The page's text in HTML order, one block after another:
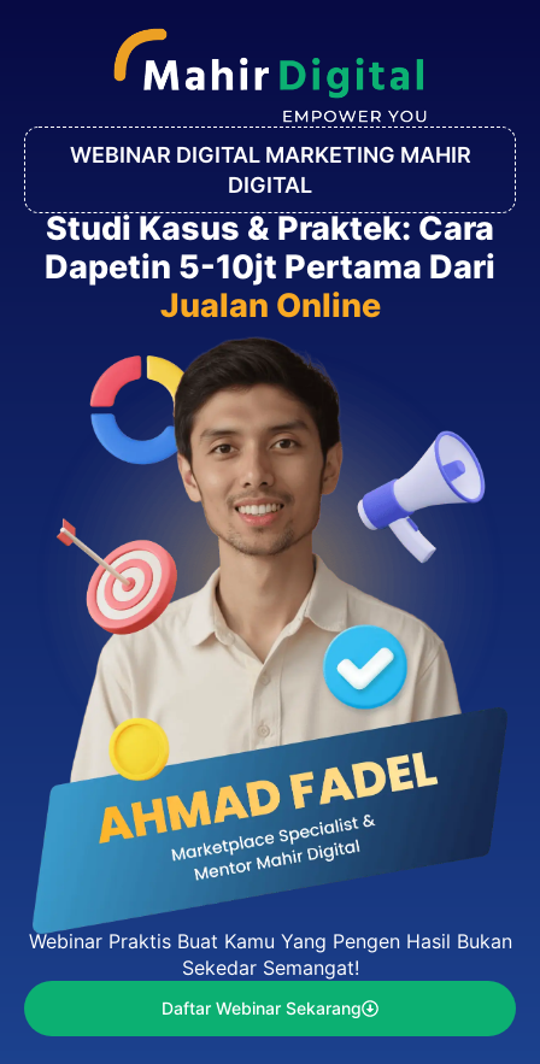
WEBINAR DIGITAL MARKETING MAHIR
DIGITAL
Studi Kasus & Praktek: Cara
Dapetin 5-10jt Pertama Dari
Jualan Online
Webinar Praktis Buat Kamu Yang Pengen Hasil Bukan
Sekedar Semangat!
Daftar Webinar Sekarang